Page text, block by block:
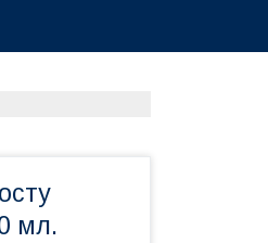
мл.